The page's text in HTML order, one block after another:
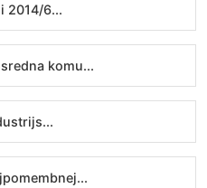
2014/6...
komu...